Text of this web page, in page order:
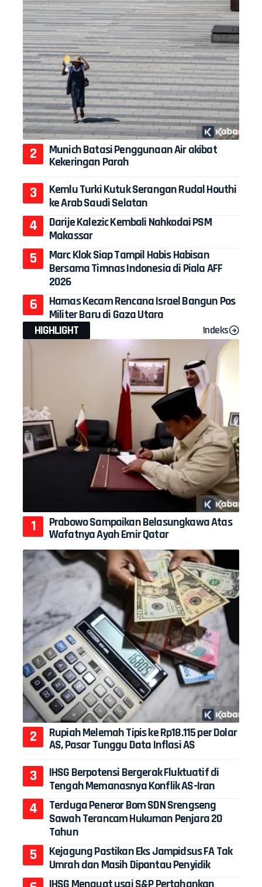
Munich Batasi Penggunaan Air akibat
Kekeringan Parah
Kemlu Turki Kutuk Serangan Rudal Houthi
ke Arab Saudi Selatan
Darije Kalezic Kembali Nahkodai PSM
Makassar
Marc Klok Siap Tampil Habis Habisan
Bersama Timnas Indonesia di Piala AFF
2026
Hamas Kecam Rencana Israel Bangun Pos
Militer Baru di Gaza Utara
HIGHLIGHT
Indeks
Prabowo Sampaikan Belasungkawa Atas
Wafatnya Ayah Emir Qatar
Rupiah Melemah Tipis ke Rp18.115 per Dolar
AS, Pasar Tunggu Data Inflasi AS
IHSG Berpotensi Bergerak Fluktuatif di
Tengah Memanasnya Konflik AS-Iran
Terduga Peneror Bom SDN Srengseng
Sawah Terancam Hukuman Penjara 20
Tahun
Kejagung Pastikan Eks Jampidsus FA Tak
Umrah dan Masih Dipantau Penyidik